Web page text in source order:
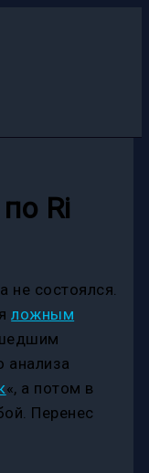
Ri
не состоялся.
ложным
анализа
«, а потом в
Перенес